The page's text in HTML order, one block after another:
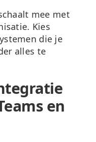
mee met
Kies
die je
alles te
en